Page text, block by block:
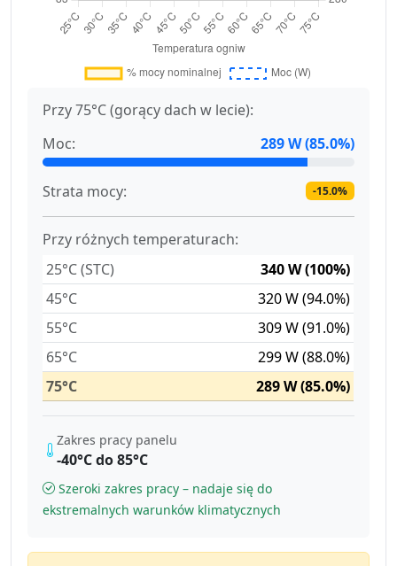
Przy 75°C (gorący dach w lecie):
Moc:
289 W (85.0%)
Strata mocy: -15.0%
Przy różnych temperaturach:
25°C (STC)
340 W (100%)
45°C
320 W (94.0%)
55°C
309 W (91.0%)
65°C
299 W (88.0%)
75°C
289 W (85.0%)
Zakres pracy panelu
-40°C do 85°C
Szeroki zakres pracy – nadaje się do
ekstremalnych warunków klimatycznych